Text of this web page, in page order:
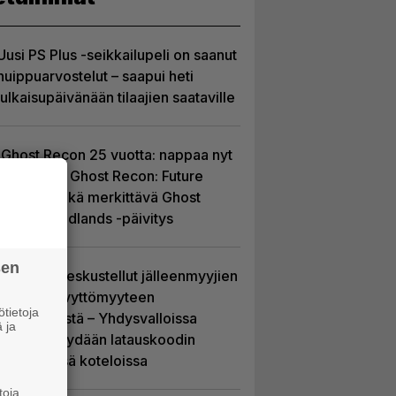
PS Plus -seikkailupeli on saanut
– saapui heti
tilaajien saataville
Ghost Recon 25 vuotta: nappaa nyt
ilmaiseksi Ghost Recon: Future
Soldier sekä merkittävä Ghost
Recon Wildlands -päivitys
Sony on keskustellut jälleenmyyjien
kanssa levyttömyyteen
siirtymisestä – Yhdysvalloissa
pelejä myydään latauskoodin
sisältävissä koteloissa
ja